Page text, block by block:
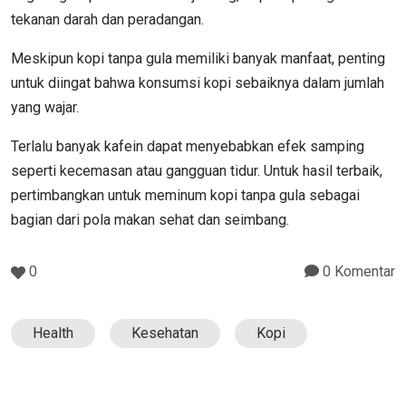
tekanan darah dan peradangan.
Meskipun kopi tanpa gula memiliki banyak manfaat, penting
untuk diingat bahwa konsumsi kopi sebaiknya dalam jumlah
yang wajar.
Terlalu banyak kafein dapat menyebabkan efek samping
seperti kecemasan atau gangguan tidur. Untuk hasil terbaik,
pertimbangkan untuk meminum kopi tanpa gula sebagai
bagian dari pola makan sehat dan seimbang.
0 0 Komentar
Health Kesehatan Kopi